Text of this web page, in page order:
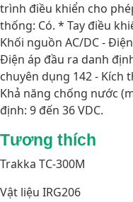
trình điều khiển cho
thống: Có. * Tay điều
Khối nguồn AC/DC -
Điện áp đầu ra danh
chuyên dụng 142 - Kích
Khả năng chống nước
định: 9 đến 36 VDC.
Tương thích
Trakka TC-300M
Vật liệu IRG206